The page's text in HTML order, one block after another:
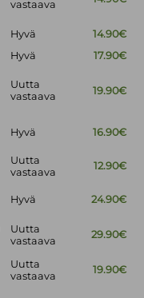
vastaava
Hyvä
14.90€
Hyvä
17.90€
Uutta
vastaava
19.90€
Hyvä 16.90€
Uutta
vastaava
12.90€
Hyvä 24.90€
Uutta
vastaava
29.90€
Uutta
vastaava
19.90€